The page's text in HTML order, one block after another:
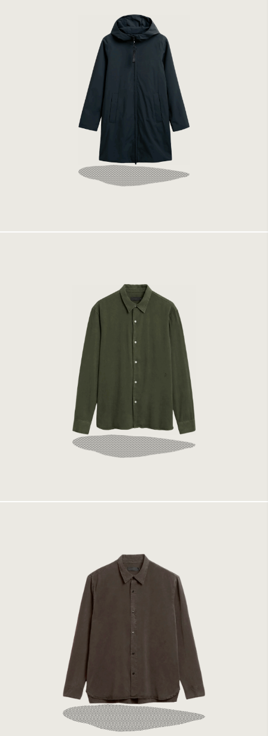
Elvine Jonie Dark Navy
Elvine Ossian Shelter Green
Elvine Ossian Dark Coffee